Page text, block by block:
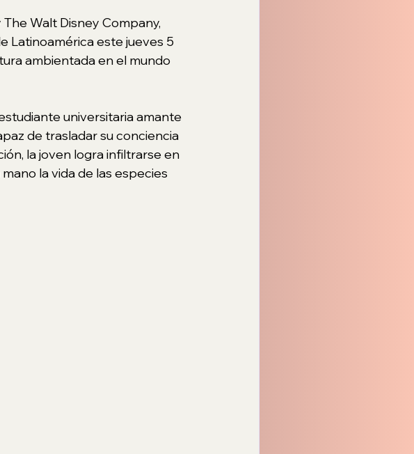
Walt Disney Company,
Latinoamérica este jueves 5
ambientada en el mundo
universitaria amante
de trasladar su conciencia
la joven logra infiltrarse en
la vida de las especies